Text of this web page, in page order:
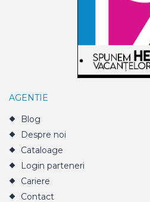
AGENTIE
Blog
Despre noi
Cataloage
Login parteneri
Cariere
Contact